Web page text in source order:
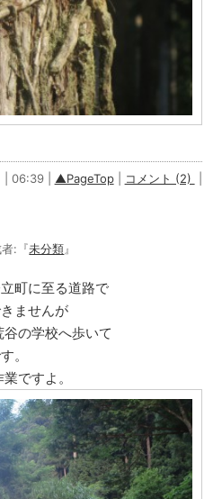
| 06:39 | ▲PageTop| コメント (2)
:『未分類』
町に至る道路で
ませんが
の学校へ歩いて
。
ですよ。